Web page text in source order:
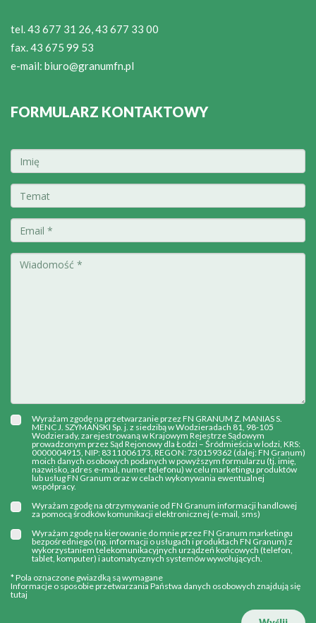
tel. 43 677 31 26, 43 677 33 00
fax. 43 675 99 53
e-mail: biuro@granumfn.pl
FORMULARZ KONTAKTOWY
Wyrażam zgodę na przetwarzanie przez FN GRANUM Z. MANIAS S.
MENC J. SZYMAŃSKI Sp. j. z siedzibą w Wodzieradach 81, 98-105
Wodzierady, zarejestrowaną w Krajowym Rejestrze Sądowym
prowadzonym przez Sąd Rejonowy dla Łodzi – Śródmieścia w lodzi, KRS:
0000004915, NIP: 8311006173, REGON: 730159362 (dalej: FN Granum)
moich danych osobowych podanych w powyższym formularzu (tj. imię,
nazwisko, adres e-mail, numer telefonu) w celu marketingu produktów
lub usług FN Granum oraz w celach wykonywania ewentualnej
współpracy.
Wyrażam zgodę na otrzymywanie od FN Granum informacji handlowej
za pomocą środków komunikacji elektronicznej (e-mail, sms)
Wyrażam zgodę na kierowanie do mnie przez FN Granum marketingu
bezpośredniego (np. informacji o usługach i produktach FN Granum) z
wykorzystaniem telekomunikacyjnych urządzeń końcowych (telefon,
tablet, komputer) i automatycznych systemów wywołujących.
* Pola oznaczone gwiazdką są wymagane
Informacje o sposobie przetwarzania Państwa danych osobowych znajdują się
tutaj